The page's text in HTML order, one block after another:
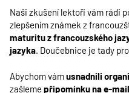
Naši zkušení lektoři vám rádi
zlepšením známek z
maturitu z francouzského
jazyka. Doučebnice je tady
Abychom vámusnadnili
zašleme připomínku na e-mail